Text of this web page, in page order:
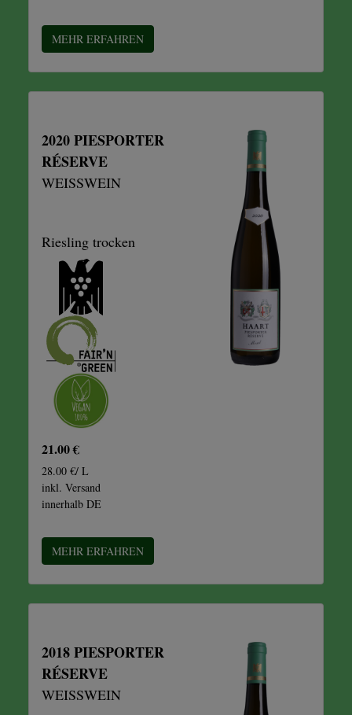
MEHR ERFAHREN
2020 PIESPORTER
RÉSERVE
WEISSWEIN
Riesling trocken
21.00 €
28.00 €/ L
inkl. Versand
innerhalb DE
MEHR ERFAHREN
2018 PIESPORTER
RÉSERVE
WEISSWEIN